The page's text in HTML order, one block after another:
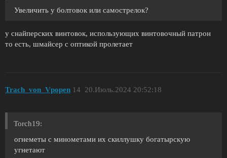
Увеличить у болтовок или самострелок?
у снайперских винтовок, использующих винтовочный патрон
то есть, шмайсер с оптикой пролетает
Trach_von_Vpopen 20.Июль.2024 20:52:18
14
Torch19:
огнеметы с минометами их скиллушку богатырскую
угнетают